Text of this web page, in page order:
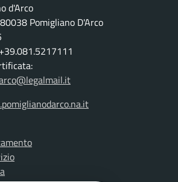
d'Arco
Pomigliano D'Arco